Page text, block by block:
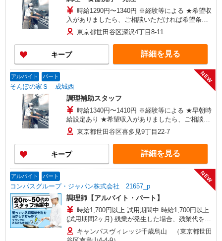
時給1290円〜1340円 ※経験等による ★希望収
入がありましたら、ご相談いただければ希望条件
に合うかの確認もいたします。 ★時間外手当別途
支給 ★上記金額は働きがい向上手当を含みます。
★働きがい向上手当※26年6月改定（地域により異
なる） 社会保険加入者は更に＋50円
東京都世田谷区深沢4丁目8-11
キープ 詳細を見る
アルバイト パート
そんぽの家Ｓ 成城西
NEW
調理補助スタッフ
時給1340円〜1410円 ※経験等による ★早朝時
給設定あり ★希望収入がありましたら、ご相談い
ただければ希望条件に合うかの確認もいたしま
す。 ★時間外手当別途支給 ★上記金額は働きがい
向上手当を含みます。 ★働きがい向上手当※26年
6月改定（地域により異なる） 社会保険加入者
は更に＋50円
東京都世田谷区喜多見9丁目22-7
キープ 詳細を見る
アルバイト パート
コンパスグループ・ジャパン株式会社 21657_p
NEW
調理師【アルバイト・パート】
時給1,700円以上 試用期間中 時給1,700円以上
(試用期間2ヶ月) 残業が発生した場合、残業代を1
分単位で別途支給します。
キャンパスヴィレッジ千歳烏山 （東京都世田